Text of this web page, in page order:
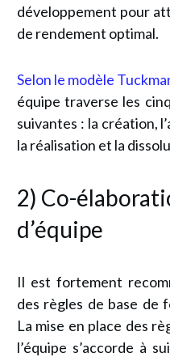
développement pour
de rendement optimal.
Selon le modèle
équipe traverse les
suivantes : la création,
la réalisation et la
2) Co-
d’équipe
Il est fortement
des règles de base de
La mise en place des
l’équipe s’accorde à